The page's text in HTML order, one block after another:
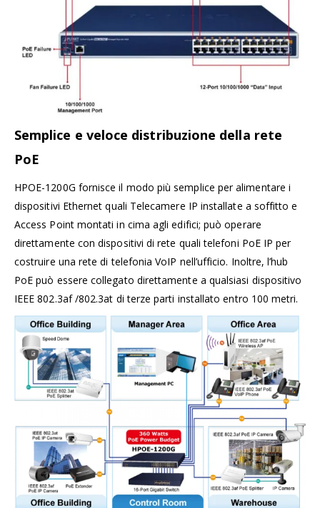
Semplice e veloce distribuzione della rete
PoE
HPOE-1200G fornisce il modo più semplice per alimentare i
dispositivi Ethernet quali Telecamere IP installate a soffitto e
Access Point montati in cima agli edifici; può operare
direttamente con dispositivi di rete quali telefoni PoE IP per
costruire una rete di telefonia VoIP nell’ufficio. Inoltre, l’hub
PoE può essere collegato direttamente a qualsiasi dispositivo
IEEE 802.3af /802.3at di terze parti installato entro 100 metri.